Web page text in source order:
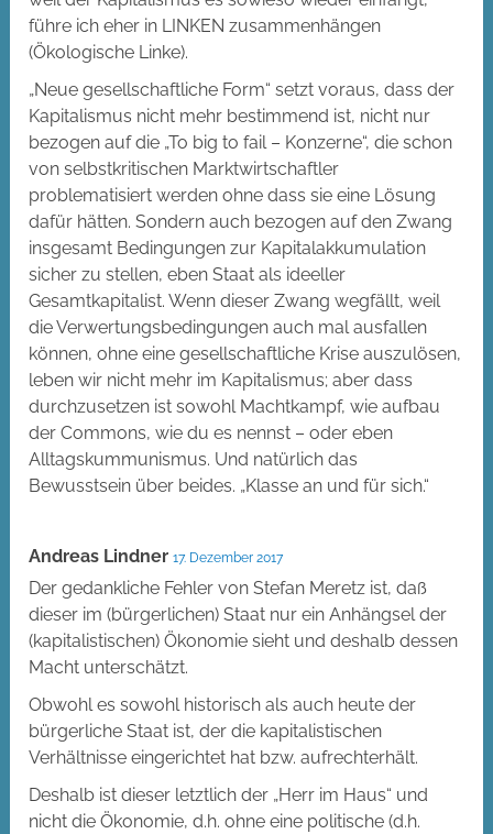
führe ich eher in LINKEN zusammenhängen
(Ökologische Linke).
„Neue gesellschaftliche Form“ setzt voraus, dass der
Kapitalismus nicht mehr bestimmend ist, nicht nur
bezogen auf die „To big to fail – Konzerne“, die schon
von selbstkritischen Marktwirtschaftler
problematisiert werden ohne dass sie eine Lösung
dafür hätten. Sondern auch bezogen auf den Zwang
insgesamt Bedingungen zur Kapitalakkumulation
sicher zu stellen, eben Staat als ideeller
Gesamtkapitalist. Wenn dieser Zwang wegfällt, weil
die Verwertungsbedingungen auch mal ausfallen
können, ohne eine gesellschaftliche Krise auszulösen,
leben wir nicht mehr im Kapitalismus; aber dass
durchzusetzen ist sowohl Machtkampf, wie aufbau
der Commons, wie du es nennst – oder eben
Alltagskummunismus. Und natürlich das
Bewusstsein über beides. „Klasse an und für sich.“
Andreas Lindner 17. Dezember 2017
Der gedankliche Fehler von Stefan Meretz ist, daß
dieser im (bürgerlichen) Staat nur ein Anhängsel der
(kapitalistischen) Ökonomie sieht und deshalb dessen
Macht unterschätzt.
Obwohl es sowohl historisch als auch heute der
bürgerliche Staat ist, der die kapitalistischen
Verhältnisse eingerichtet hat bzw. aufrechterhält.
Deshalb ist dieser letztlich der „Herr im Haus“ und
nicht die Ökonomie, d.h. ohne eine politische (d.h.